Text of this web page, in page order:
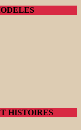
HISTOIRES